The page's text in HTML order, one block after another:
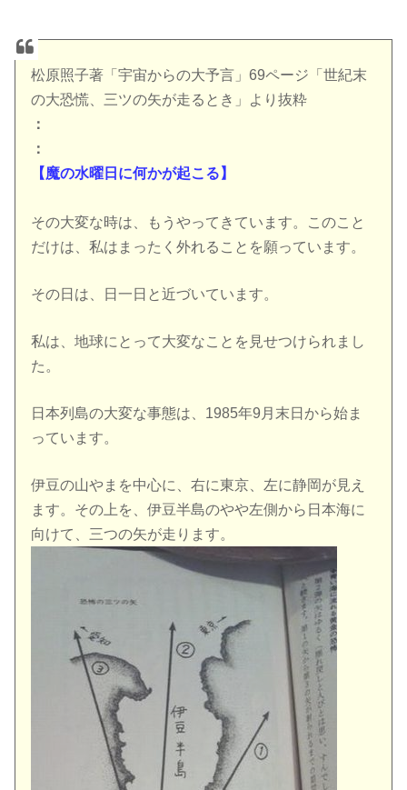
松原照子著「宇宙からの大予言」69ページ「世紀末
の大恐慌、三ツの矢が走るとき」より抜粋
：
：
【魔の水曜日に何かが起こる】
その大変な時は、もうやってきています。このこと
だけは、私はまったく外れることを願っています。
その日は、日一日と近づいています。
私は、地球にとって大変なことを見せつけられまし
た。
日本列島の大変な事態は、1985年9月末日から始ま
っています。
伊豆の山やまを中心に、右に東京、左に静岡が見え
ます。その上を、伊豆半島のやや左側から日本海に
向けて、三つの矢が走ります。